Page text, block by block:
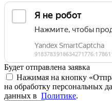
Будет отправлена заявка
Нажимая на кнопку
на обработку персональных
данных в Политике.